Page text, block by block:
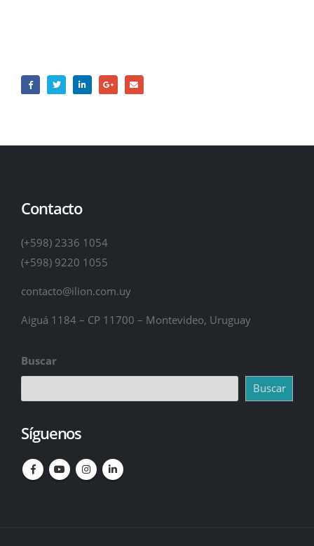
Contacto
(+598) 2336 1054
(+598) 9220 1055
contacto@ilion.com.uy
Aiguá 1184 – CP 11700 – Montevideo, Uruguay
Buscar
Buscar
Síguenos